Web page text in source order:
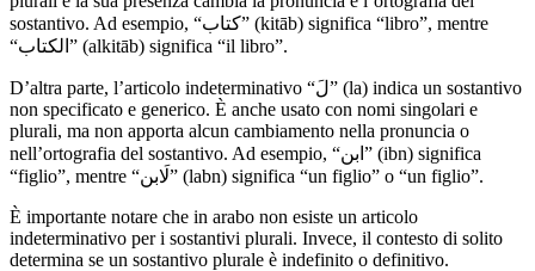
sostantivo. Ad esempio, “كتاب” (kitāb) significa “libro”, mentre
“الكتاب” (alkitāb) significa “il libro”.
D’altra parte, l’articolo indeterminativo “لَ” (la) indica un sostantivo
non specificato e generico. È anche usato con nomi singolari e
plurali, ma non apporta alcun cambiamento nella pronuncia o
nell’ortografia del sostantivo. Ad esempio, “ابن” (ibn) significa
“figlio”, mentre “لَابن” (labn) significa “un figlio” o “un figlio”.
È importante notare che in arabo non esiste un articolo
indeterminativo per i sostantivi plurali. Invece, il contesto di solito
determina se un sostantivo plurale è indefinito o definitivo.